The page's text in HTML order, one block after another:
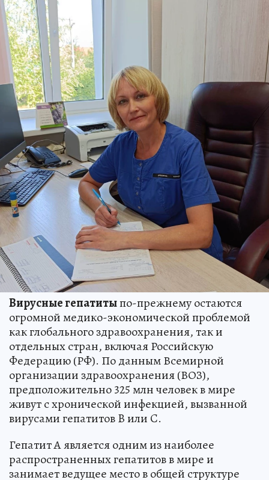
Вирусные гепатитыпо-прежнему остаются
огромной медико-экономической проблемой
как глобального здравоохранения, так и
отдельных стран, включая Российскую
Федерацию (РФ). По данным Всемирной
организации здравоохранения (ВОЗ),
предположительно 325 млн человек в мире
живут с хронической инфекцией, вызванной
вирусами гепатитов B или C.
Гепатит А является одним из наиболее
распространенных гепатитов в мире и
занимает ведущее место в общей структуре